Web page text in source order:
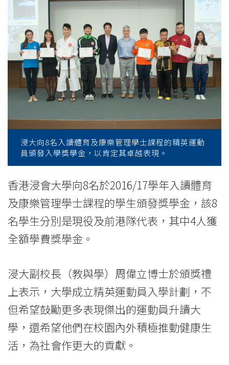
「精
英
動
員
學
計
劃」
獎
金
學
院
浸大向8名入讀體育及康樂管理學士課程的精英運動
員頒發入學獎學金，以肯定其卓越表現。
香港浸會大學向8名於2016/17學年入讀體育
及康樂管理學士課程的學生頒發獎學金，該8
名學生分別是現役及前港隊代表，其中4人獲
全額學費獎學金。
浸大副校長（教與學）周偉立博士於頒獎禮
上表示，大學成立精英運動員入學計劃，不
但希望鼓勵更多表現傑出的運動員升讀大
學，還希望他們在校園內外積極推動健康生
活，為社會作更大的貢獻。